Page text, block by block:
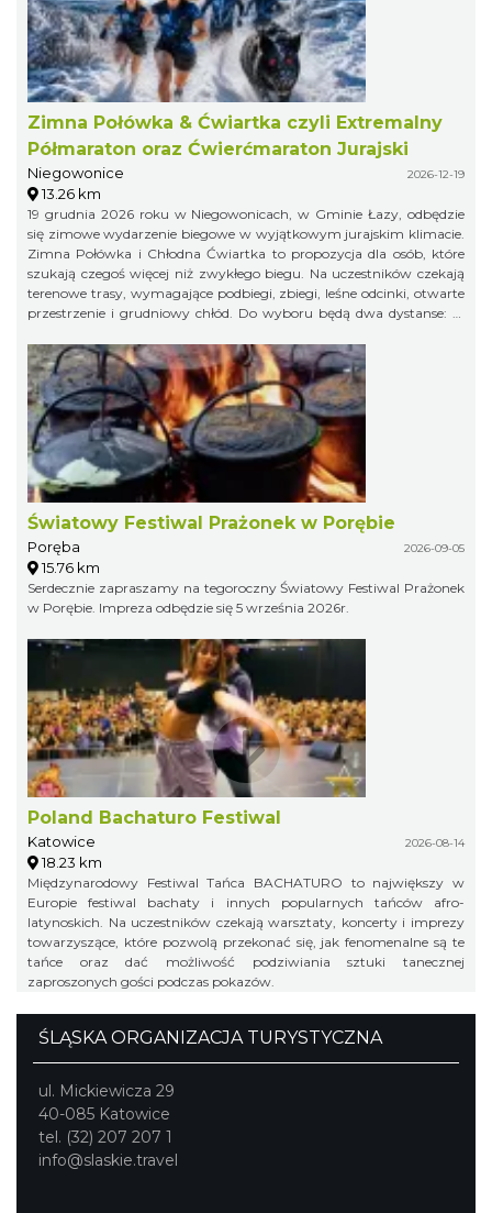
Zimna Połówka & Ćwiartka czyli Extremalny
Półmaraton oraz Ćwierćmaraton Jurajski
Niegowonice 2026-12-19
13.26 km
19 grudnia 2026 roku w Niegowonicach, w Gminie Łazy, odbędzie
się zimowe wydarzenie biegowe w wyjątkowym jurajskim klimacie.
Zimna Połówka i Chłodna Ćwiartka to propozycja dla osób, które
szukają czegoś więcej niż zwykłego biegu. Na uczestników czekają
terenowe trasy, wymagające podbiegi, zbiegi, leśne odcinki, otwarte
przestrzenie i grudniowy chłód. Do wyboru będą dwa dystanse: 21
jako Extremalny Ćwierćmaraton Jurajski. Krótszy dystans jest
przeznaczony zarówno dla biegaczy, jak i miłośników nordic
walking. Trasy zostaną przygotowane bezpiecznie, ale zachowają
swój terenowy charakter i zimowy pazur.
Światowy Festiwal Prażonek w Porębie
Poręba 2026-09-05
15.76 km
Serdecznie zapraszamy na tegoroczny Światowy Festiwal Prażonek
w Porębie. Impreza odbędzie się 5 września 2026r.
Poland Bachaturo Festiwal
Katowice 2026-08-14
18.23 km
Międzynarodowy Festiwal Tańca BACHATURO to największy w
Europie festiwal bachaty i innych popularnych tańców afro-
latynoskich. Na uczestników czekają warsztaty, koncerty i imprezy
towarzyszące, które pozwolą przekonać się, jak fenomenalne są te
tańce oraz dać możliwość podziwiania sztuki tanecznej
zaproszonych gości podczas pokazów.
ŚLĄSKA ORGANIZACJA TURYSTYCZNA
ul. Mickiewicza 29
40-085 Katowice
tel. (32) 207 207 1
info@slaskie.travel